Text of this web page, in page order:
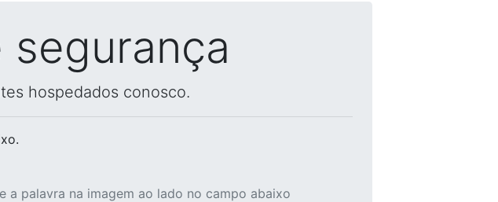
hospedados conosco.
a palavra na imagem ao lado no campo abaixo